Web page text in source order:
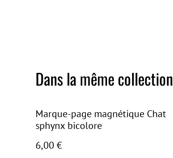
Dans la même collection
Marque-page magnétique Chat
sphynx bicolore
6,00 €